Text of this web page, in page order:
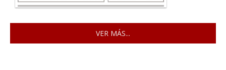
VER MÁS...